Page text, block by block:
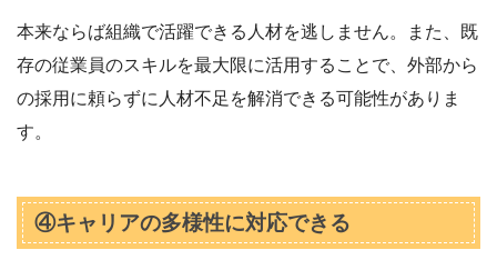
本来ならば組織で活躍できる人材を逃しません。また、既
存の従業員のスキルを最大限に活用することで、外部から
の採用に頼らずに人材不足を解消できる可能性がありま
す。
④キャリアの多様性に対応できる